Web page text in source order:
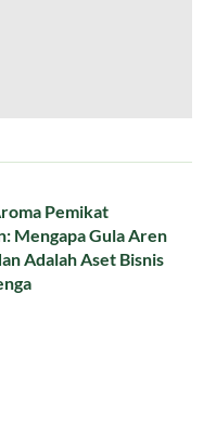
Pemikat
Mengapa Gula Aren
Adalah Aset Bisnis